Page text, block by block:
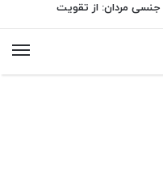
جنسی مردان: از تقویت